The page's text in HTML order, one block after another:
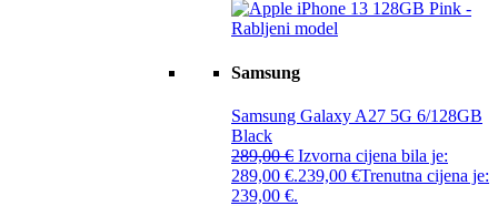
Samsung
Samsung Galaxy A27 5G 6/128GB
Black
289,00€ Izvorna cijena bila je:
289,00 €.239,00 €Trenutna cijena je:
239,00 €.